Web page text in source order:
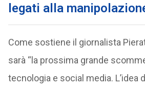
legati alla
Come sostiene il giornalista
sarà “la prossima grande
tecnologia e social media. L’idea